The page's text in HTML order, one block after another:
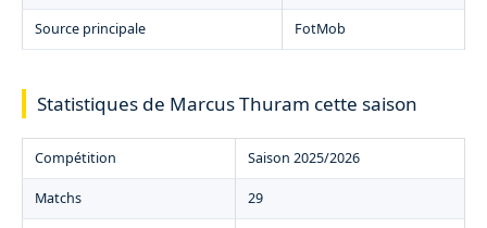
Source principale FotMob
Statistiques de Marcus Thuram cette saison
Compétition Saison 2025/2026
Matchs 29